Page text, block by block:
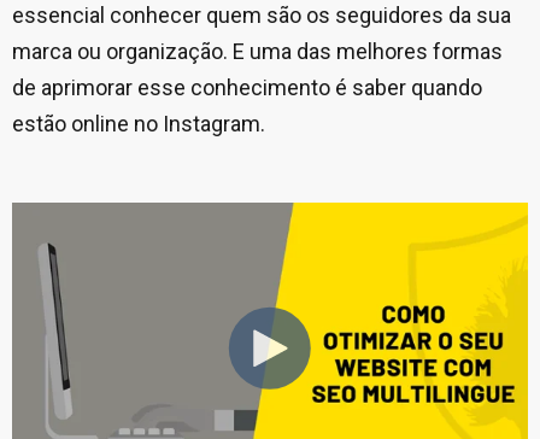
essencial conhecer quem são os seguidores da sua
marca ou organização. E uma das melhores formas
de aprimorar esse conhecimento é saber quando
estão online no Instagram.